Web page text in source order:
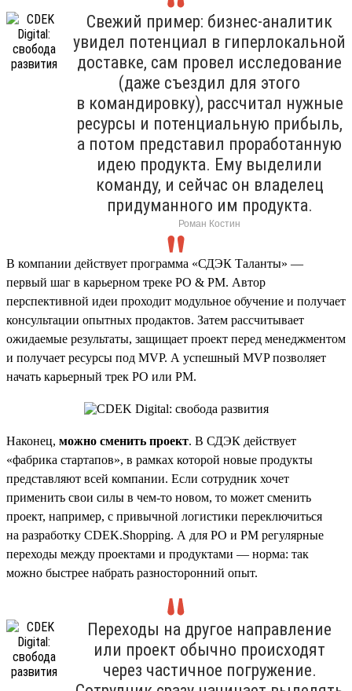
Свежий пример: бизнес-аналитик
увидел потенциал в гиперлокальной
доставке, сам провел исследование
(даже съездил для этого
в командировку), рассчитал нужные
ресурсы и потенциальную прибыль,
а потом представил проработанную
идею продукта. Ему выделили
команду, и сейчас он владелец
придуманного им продукта.
Роман Костин
В компании действует программа «СДЭК Таланты» —
первый шаг в карьерном треке PO & PM. Автор
перспективной идеи проходит модульное обучение и получает
консультации опытных продактов. Затем рассчитывает
ожидаемые результаты, защищает проект перед менеджментом
и получает ресурсы под MVP. А успешный MVP позволяет
начать карьерный трек PO или PM.
Наконец, можно сменить проект. В СДЭК действует
«фабрика стартапов», в рамках которой новые продукты
представляют всей компании. Если сотрудник хочет
применить свои силы в чем-то новом, то может сменить
проект, например, с привычной логистики переключиться
на разработку CDEK.Shopping. А для PO и PM регулярные
переходы между проектами и продуктами — норма: так
можно быстрее набрать разносторонний опыт.
Переходы на другое направление
или проект обычно происходят
через частичное погружение.